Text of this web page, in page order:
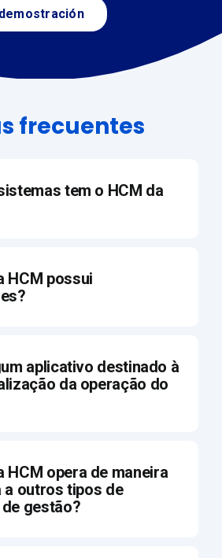
frecuentes
tem o HCM da
HCM possui
aplicativo destinado à
da operação do
HCM opera de maneira
a outros tipos de
gestão?